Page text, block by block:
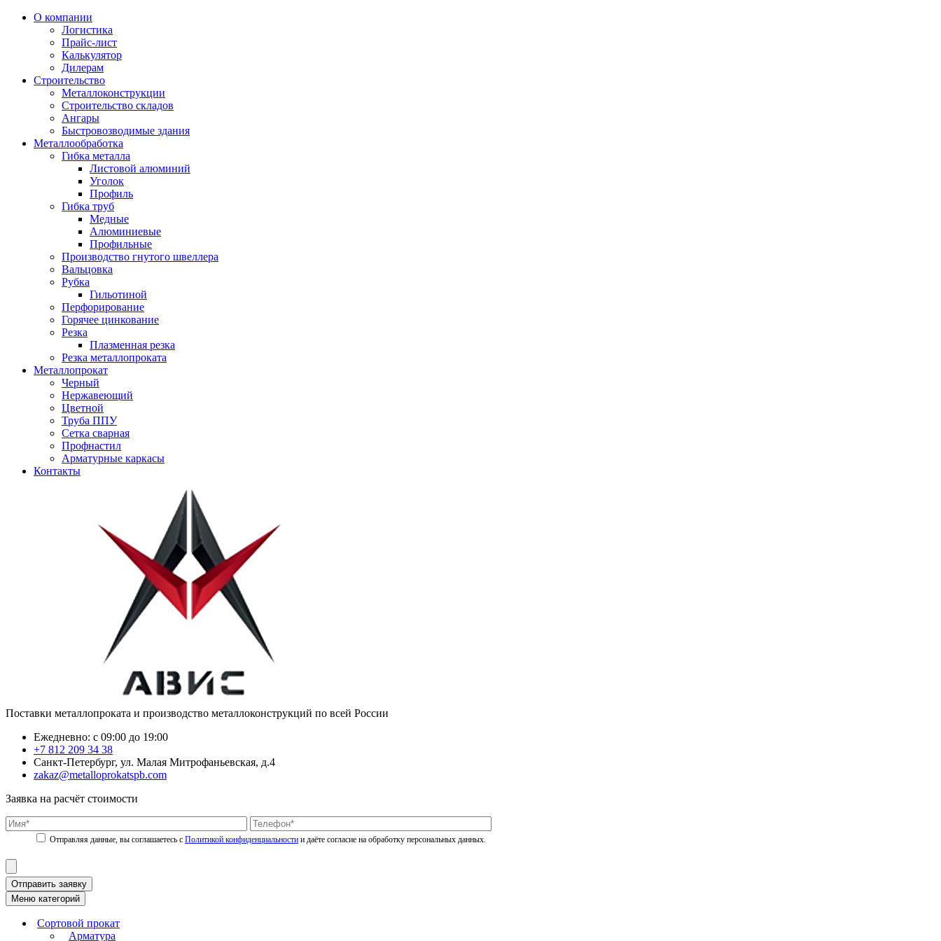
О компании
Логистика
Прайс-лист
Калькулятор
Дилерам
Строительство
Металлоконструкции
Строительство складов
Ангары
Быстровозводимые здания
Металлообработка
Гибка металла
Листовой алюминий
Уголок
Профиль
Гибка труб
Медные
Алюминиевые
Профильные
Производство гнутого швеллера
Вальцовка
Рубка
Гильотиной
Перфорирование
Горячее цинкование
Резка
Плазменная резка
Резка металлопроката
Металлопрокат
Черный
Нержавеющий
Цветной
Труба ППУ
Сетка сварная
Профнастил
Арматурные каркасы
Контакты
Поставки металлопроката и производство металлоконструкций по всей России
Ежедневно: с 09:00 до 19:00
+7 812 209 34 38
Санкт-Петербург, ул. Малая Митрофаньевская, д.4
zakaz@metalloprokatspb.com
Заявка на расчёт стоимости
Политикой конфиденциальности
Отправить заявку
Меню категорий
Сортовой прокат
Арматура